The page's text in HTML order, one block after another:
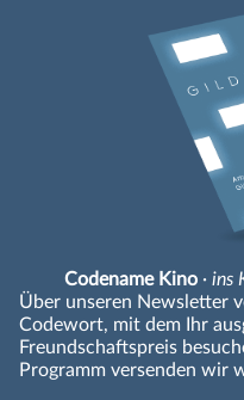
Codename Kino · ins
Über unseren Newsletter
Codewort, mit dem Ihr
Freundschaftspreis
Programm versenden wir